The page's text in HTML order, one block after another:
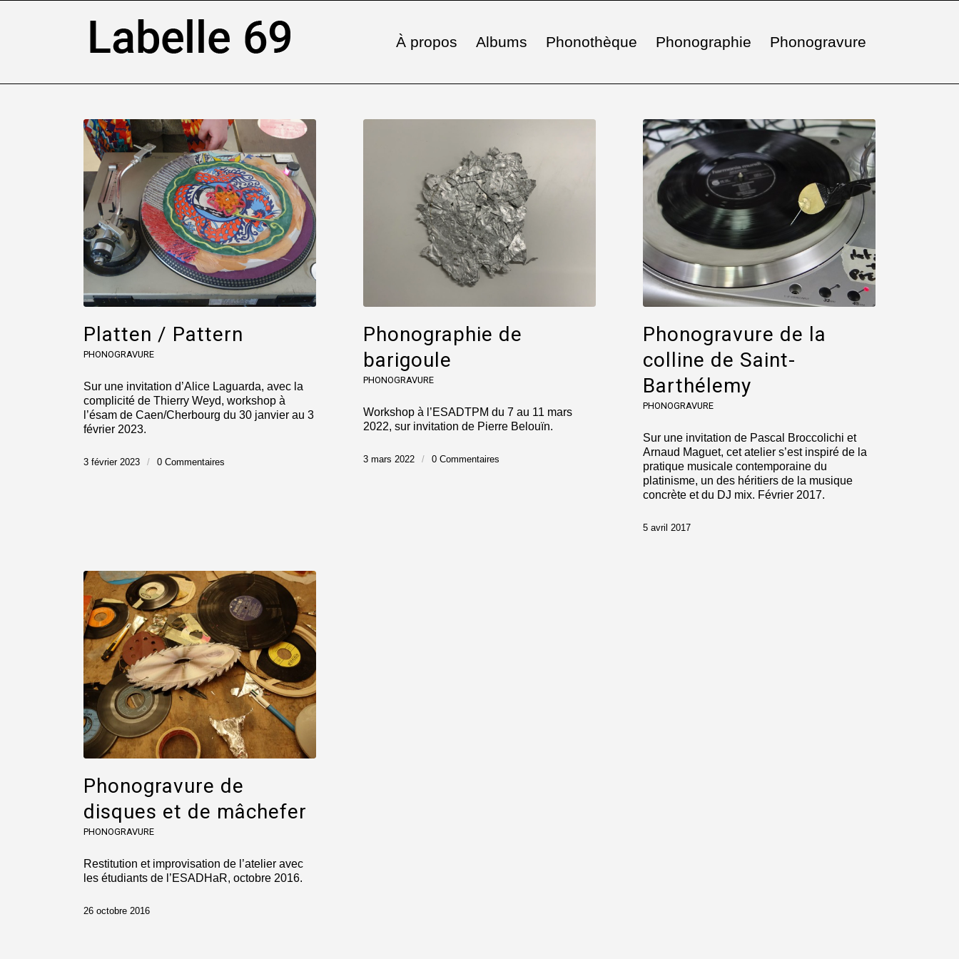
À propos Albums Phonothèque Phonographie Phonogravure
Platten / Pattern
PHONOGRAVURE
Sur une invitation d’Alice Laguarda, avec la
complicité de Thierry Weyd, workshop à
l’ésam de Caen/Cherbourg du 30 janvier au 3
février 2023.
3 février 2023 / 0 Commentaires
Phonographie de
barigoule
PHONOGRAVURE
Workshop à l’ESADTPM du 7 au 11 mars
2022, sur invitation de Pierre Belouïn.
3 mars 2022 / 0 Commentaires
Phonogravure de la
colline de Saint-
Barthélemy
PHONOGRAVURE
Sur une invitation de Pascal Broccolichi et
Arnaud Maguet, cet atelier s’est inspiré de la
pratique musicale contemporaine du
platinisme, un des héritiers de la musique
concrète et du DJ mix. Février 2017.
5 avril 2017
Phonogravure de
disques et de mâchefer
PHONOGRAVURE
Restitution et improvisation de l’atelier avec
les étudiants de l’ESADHaR, octobre 2016.
26 octobre 2016